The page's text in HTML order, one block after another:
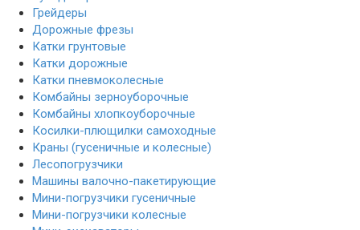
Грейдеры
Дорожные фрезы
Катки грунтовые
Катки дорожные
Катки пневмоколесные
Комбайны зерноуборочные
Комбайны хлопкоуборочные
Косилки-плющилки самоходные
Краны (гусеничные и колесные)
Лесопогрузчики
Машины валочно-пакетирующие
Мини-погрузчики гусеничные
Мини-погрузчики колесные